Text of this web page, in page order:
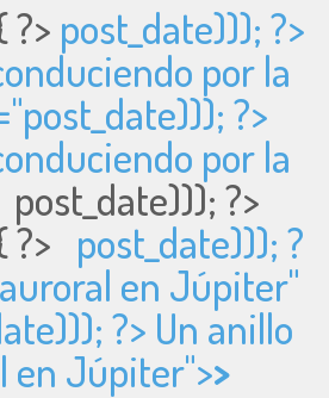
?> post_date))); ?>
por la
post_date))); ?>
por la
post_date))); ?>
?> post_date))); ?
en Júpiter"
?> Un anillo
en Júpiter">>